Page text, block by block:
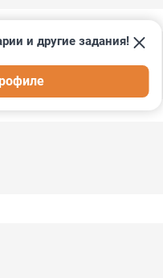
и другие задания!